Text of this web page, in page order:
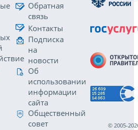
Обратная
связь
Контакты
Подписка
на
новости
Об
использовании
информации
сайта
Общественный
совет
© 2005-